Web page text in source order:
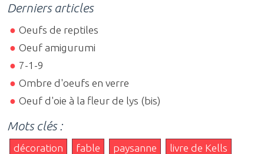
Derniers articles
Oeufs de reptiles
Oeuf amigurumi
7-1-9
Ombre d'oeufs en verre
Oeuf d'oie à la fleur de lys (bis)
Mots clés :
décoration fable paysanne
livre de Kells